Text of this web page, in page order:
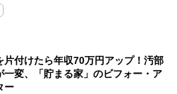
片付けたら年収70万円アップ！汚部
一変、「貯まる家」のビフォー・ア
ー